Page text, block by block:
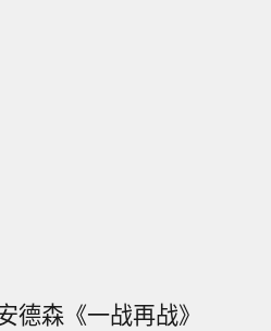
德森《一战再战》